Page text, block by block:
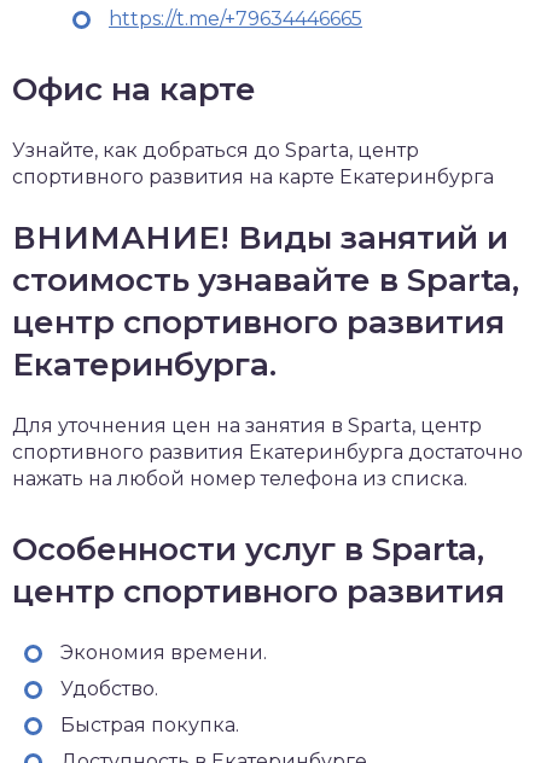
https://t.me/+79634446665
Офис на карте
Узнайте, как добраться до Sparta, центр
спортивного развития на карте Екатеринбурга
ВНИМАНИЕ! Виды занятий и
стоимость узнавайте в Sparta,
центр спортивного развития
Екатеринбурга.
Для уточнения цен на занятия в Sparta, центр
спортивного развития Екатеринбурга достаточно
нажать на любой номер телефона из списка.
Особенности услуг в Sparta,
центр спортивного развития
Экономия времени.
Удобство.
Быстрая покупка.